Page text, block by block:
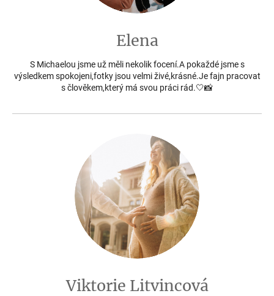
Elena
S Michaelou jsme už měli nekolik focení.A pokaždé jsme s
výsledkem spokojeni,fotky jsou velmi živé,krásné.Je fajn pracovat
s člověkem,který má svou práci rád.🤍📸
Viktorie Litvincová